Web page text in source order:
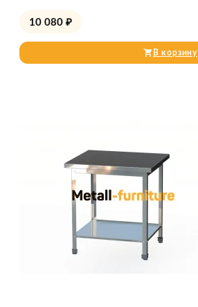
10 080 ₽
В корзину